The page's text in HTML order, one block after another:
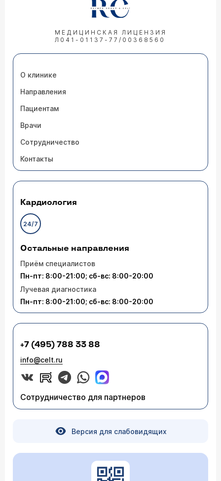
МЕДИЦИНСКАЯ ЛИЦЕНЗИЯ
Л041-01137-77/00368560
О клинике
Направления
Пациентам
Врачи
Сотрудничество
Контакты
Кардиология
24/7
Остальные направления
Приём специалистов
Пн-пт: 8:00-21:00; сб-вс: 8:00-20:00
Лучевая диагностика
Пн-пт: 8:00-21:00; сб-вс: 8:00-20:00
+7 (495) 788 33 88
info@celt.ru
Сотрудничество для партнеров
Версия для слабовидящих